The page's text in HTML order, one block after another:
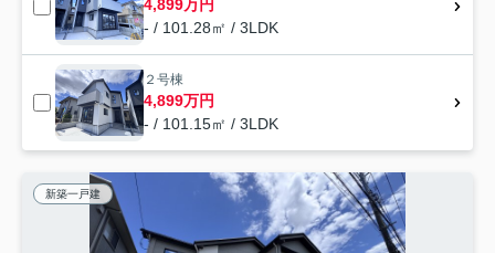
4,899万円
- / 101.28㎡ / 3LDK
２号棟
4,899万円
- / 101.15㎡ / 3LDK
新築一戸建